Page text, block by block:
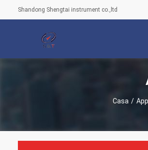
Shandong Shengtai instrument co.,ltd
Casa /